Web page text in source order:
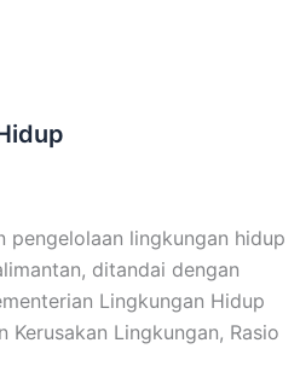
pengelolaan lingkungan hidup
ditandai dengan
Lingkungan Hidup
Lingkungan, Rasio